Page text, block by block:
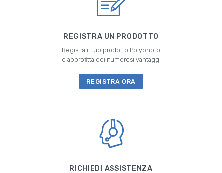
REGISTRA UN PRODOTTO
Registra il tuo prodotto Polyphoto
e approfitta dei numerosi vantaggi
REGISTRA ORA
RICHIEDI ASSISTENZA